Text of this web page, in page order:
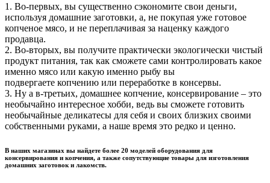
1. Во-первых, вы существенно сэкономите свои деньги,
используя домашние заготовки, а, не покупая уже готовое
копченое мясо, и не переплачивая за наценку каждого
продавца.
2. Во-вторых, вы получите практически экологически чистый
продукт питания, так как сможете сами контролировать какое
именно мясо или какую именно рыбу вы
подвергаете копчению или переработке в консервы.
3. Ну а в-третьих, домашнее копчение, консервирование – это
необычайно интересное хобби, ведь вы сможете готовить
необычайные деликатесы для себя и своих близких своими
собственными руками, а наше время это редко и ценно.
В наших магазинах вы найдете более 20 моделей оборудования для
консервирования и копчения, а также сопутствующие товары для изготовления
домашних заготовок и лакомств.